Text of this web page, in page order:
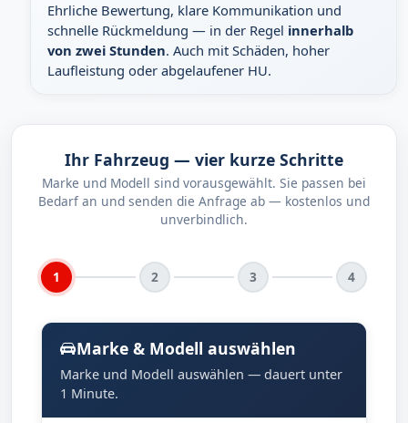
Ehrliche Bewertung, klare Kommunikation und
schnelle Rückmeldung — in der Regel innerhalb
von zwei Stunden. Auch mit Schäden, hoher
Laufleistung oder abgelaufener HU.
Ihr Fahrzeug — vier kurze Schritte
Marke und Modell sind vorausgewählt. Sie passen bei
Bedarf an und senden die Anfrage ab — kostenlos und
unverbindlich.
1 2 3 4
Marke & Modell auswählen
Marke und Modell auswählen — dauert unter
1 Minute.